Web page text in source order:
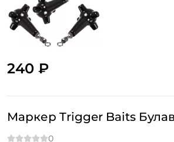
240 ₽
Маркер Trigger Baits